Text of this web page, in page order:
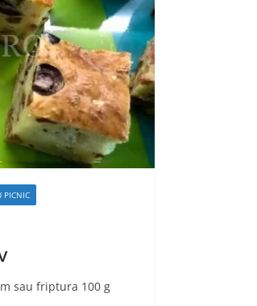
PICNIC
sau friptura 100 g